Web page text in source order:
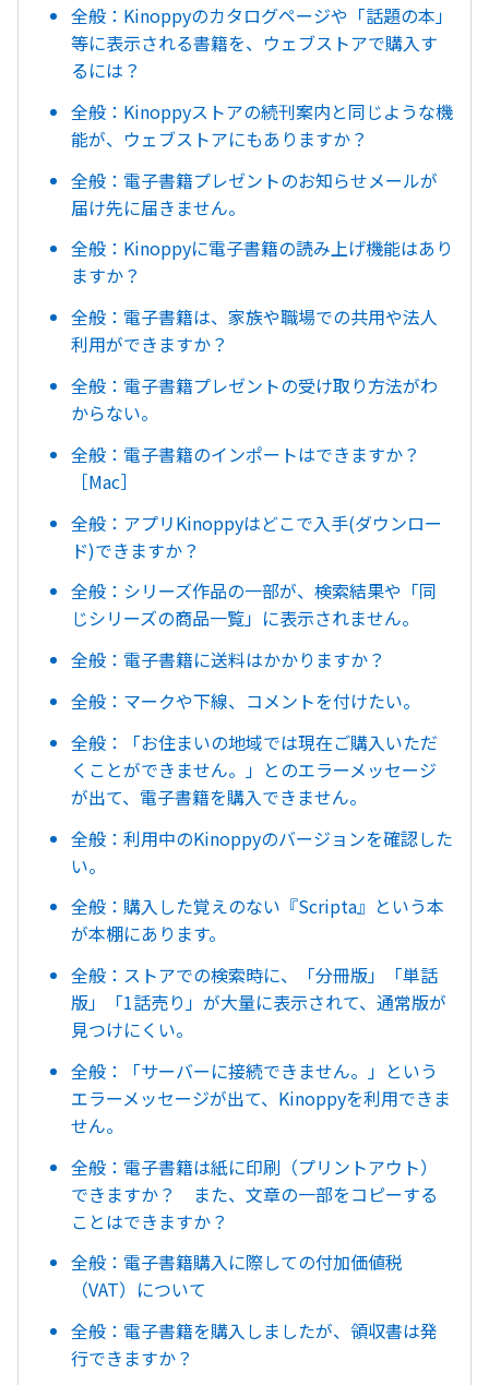
全般：Kinoppyのカタログページや「話題の本」
等に表示される書籍を、ウェブストアで購入す
るには？
全般：Kinoppyストアの続刊案内と同じような機
能が、ウェブストアにもありますか？
全般：電子書籍プレゼントのお知らせメールが
届け先に届きません。
全般：Kinoppyに電子書籍の読み上げ機能はあり
ますか？
全般：電子書籍は、家族や職場での共用や法人
利用ができますか？
全般：電子書籍プレゼントの受け取り方法がわ
からない。
全般：電子書籍のインポートはできますか？
［Mac］
全般：アプリKinoppyはどこで入手(ダウンロー
ド)できますか？
全般：シリーズ作品の一部が、検索結果や「同
じシリーズの商品一覧」に表示されません。
全般：電子書籍に送料はかかりますか？
全般：マークや下線、コメントを付けたい。
全般：「お住まいの地域では現在ご購入いただ
くことができません。」とのエラーメッセージ
が出て、電子書籍を購入できません。
全般：利用中のKinoppyのバージョンを確認した
い。
全般：購入した覚えのない『Scripta』という本
が本棚にあります。
全般：ストアでの検索時に、「分冊版」「単話
版」「1話売り」が大量に表示されて、通常版が
見つけにくい。
全般：「サーバーに接続できません。」という
エラーメッセージが出て、Kinoppyを利用できま
せん。
全般：電子書籍は紙に印刷（プリントアウト）
できますか？ また、文章の一部をコピーする
ことはできますか？
全般：電子書籍購入に際しての付加価値税
（VAT）について
全般：電子書籍を購入しましたが、領収書は発
行できますか？